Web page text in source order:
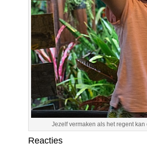
Jezelf vermaken als het regent
Reacties